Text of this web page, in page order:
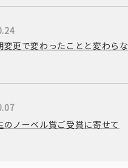
変更で変わったことと変わらな
のノーベル賞ご受賞に寄せて